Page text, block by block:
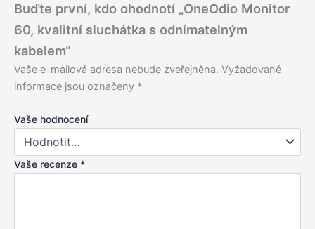
Buďte první, kdo ohodnotí „OneOdio Monitor
60, kvalitní sluchátka s odnímatelným
kabelem“
Vaše e-mailová adresa nebude zveřejněna. Vyžadované
informace jsou označeny *
Vaše hodnocení
Vaše recenze *